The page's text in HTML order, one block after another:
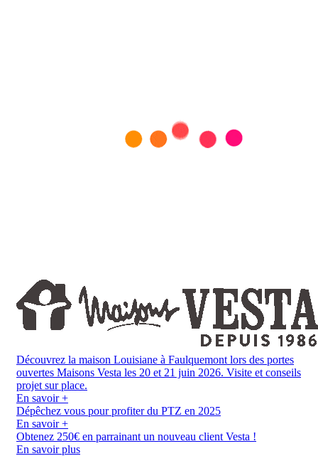
Découvrez la maison Louisiane à Faulquemont lors des portes
ouvertes Maisons Vesta les 20 et 21 juin 2026. Visite et conseils
projet sur place.
En savoir +
Dépêchez vous pour profiter du PTZ en 2025
En savoir +
Obtenez 250€ en parrainant un nouveau client Vesta !
En savoir plus